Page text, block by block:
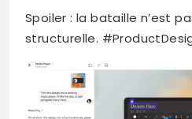
Spoiler : la bataille n’est
structurelle.